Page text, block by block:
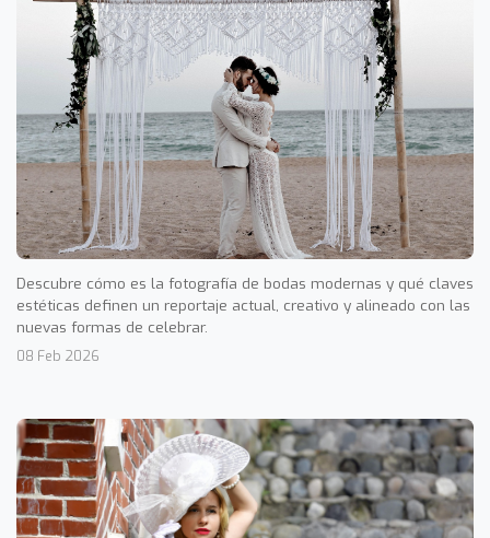
Descubre cómo es la fotografía de bodas modernas y qué claves
estéticas definen un reportaje actual, creativo y alineado con las
nuevas formas de celebrar.
08 Feb 2026